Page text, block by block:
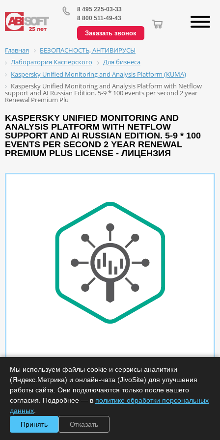
8 495 225-03-33
8 800 511-49-43
Заказать звонок
Главная
БЕЗОПАСНОСТЬ, АНТИВИРУСЫ
Лаборатория Касперского
Для бизнеса
Kaspersky Unified Monitoring and Analysis Platform (KUMA)
Kaspersky Unified Monitoring and Analysis Platform with Netflow
support and AI Russian Edition. 5-9 * 100 events per second 2 year
Renewal Premium Plu
KASPERSKY UNIFIED MONITORING AND
ANALYSIS PLATFORM WITH NETFLOW
SUPPORT AND AI RUSSIAN EDITION. 5-9 * 100
EVENTS PER SECOND 2 YEAR RENEWAL
PREMIUM PLUS LICENSE - ЛИЦЕНЗИЯ
Мы используем файлы cookie и сервисы аналитики
(Яндекс.Метрика) и онлайн-чата (JivoSite) для улучшения
работы сайта. Они подключаются только после вашего
согласия. Подробнее — в политике обработки персональных
данных
Принять
Отказать